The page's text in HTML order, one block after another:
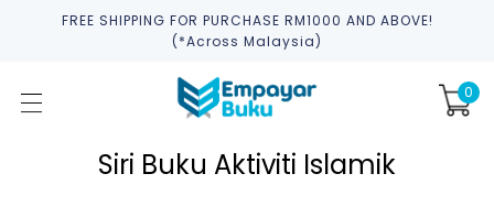
FREE SHIPPING FOR PURCHASE RM1000 AND ABOVE!
(*across Malaysia)
0
Siri Buku Aktiviti Islamik